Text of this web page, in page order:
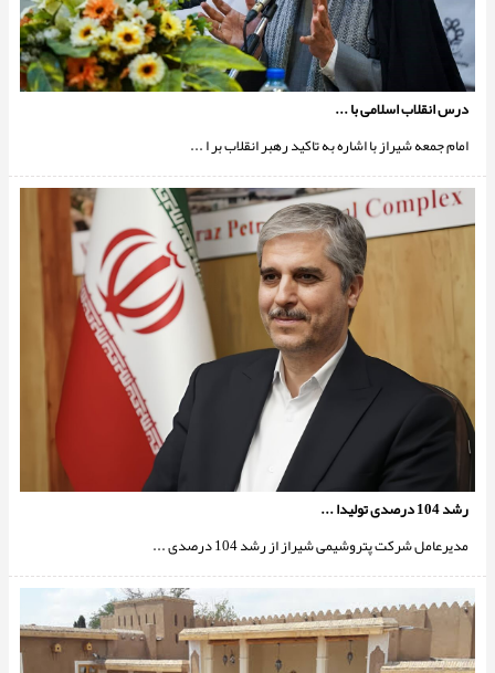
درس انقلاب اسلامی با ...
امام جمعه شیراز با اشاره به تاکید رهبر انقلاب بر ا ...
رشد 104 درصدی تولیدا ...
مدیرعامل شرکت پتروشیمی شیراز از رشد 104 درصدی ...